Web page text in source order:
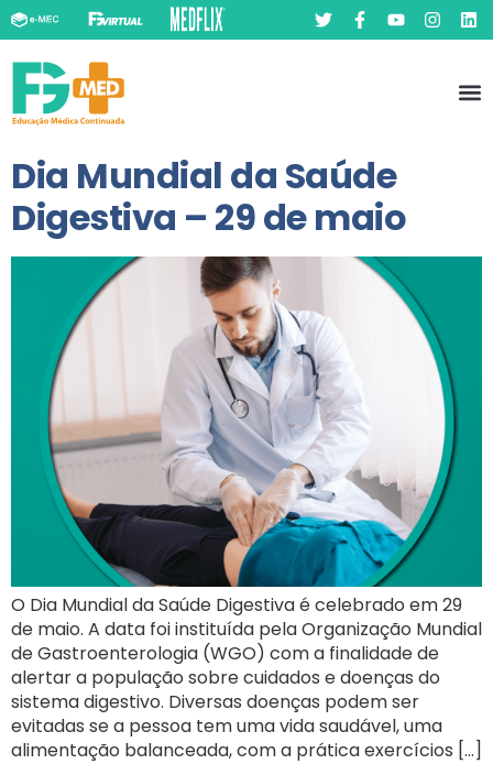
Dia Mundial da Saúde
Digestiva – 29 de maio
O Dia Mundial da Saúde Digestiva é celebrado em 29
de maio. A data foi instituída pela Organização Mundial
de Gastroenterologia (WGO) com a finalidade de
alertar a população sobre cuidados e doenças do
sistema digestivo. Diversas doenças podem ser
evitadas se a pessoa tem uma vida saudável, uma
alimentação balanceada, com a prática exercícios […]